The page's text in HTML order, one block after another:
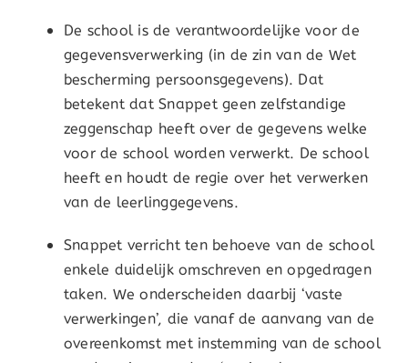
De school is de verantwoordelijke voor de
gegevensverwerking (in de zin van de Wet
bescherming persoonsgegevens). Dat
betekent dat Snappet geen zelfstandige
zeggenschap heeft over de gegevens welke
voor de school worden verwerkt. De school
heeft en houdt de regie over het verwerken
van de leerlinggegevens.
Snappet verricht ten behoeve van de school
enkele duidelijk omschreven en opgedragen
taken. We onderscheiden daarbij ‘vaste
verwerkingen’, die vanaf de aanvang van de
overeenkomst met instemming van de school